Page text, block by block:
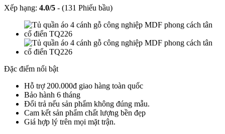
Xếp hạng: 4.0/5 - (131 Phiếu bầu)
Đặc điểm nổi bật
Hỗ trợ 200.000đ giao hàng toàn quốc
Bảo hành 6 tháng
Đổi trả nếu sản phẩm không đúng mẫu.
Cam kết sản phẩm chất lượng bền đẹp
Giá hợp lý trên mọi mặt trận.